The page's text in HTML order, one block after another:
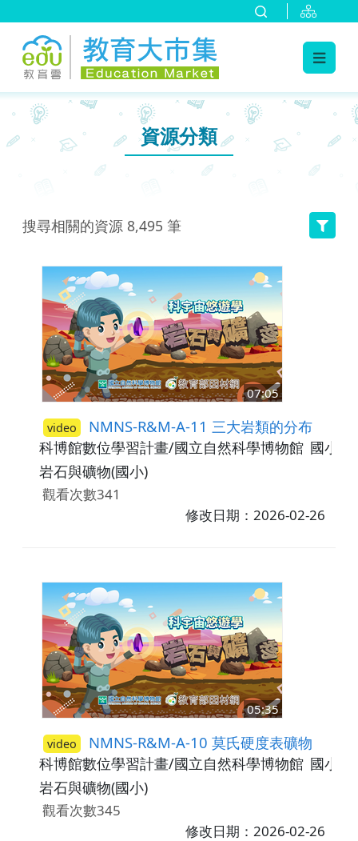
資源分類
搜尋相關的資源 8,495 筆
07:05
video NMNS-R&M-A-11 三大岩類的分布
科博館數位學習計畫/國立自然科學博物館 國小5-
岩石與礦物(國小)
觀看次數341
修改日期：2026-02-26
05:35
video NMNS-R&M-A-10 莫氏硬度表礦物
科博館數位學習計畫/國立自然科學博物館 國小5-
岩石與礦物(國小)
觀看次數345
修改日期：2026-02-26